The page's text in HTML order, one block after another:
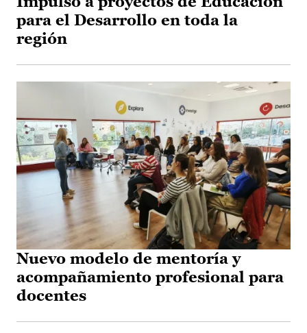
para el Desarrollo en toda la
región
Nuevo modelo de mentoría y
acompañamiento profesional para
docentes